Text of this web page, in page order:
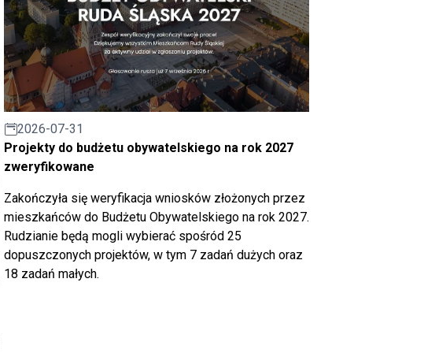
2026-07-31
Projekty do budżetu obywatelskiego na rok 2027
zweryfikowane
Zakończyła się weryfikacja wniosków złożonych przez
mieszkańców do Budżetu Obywatelskiego na rok 2027.
Rudzianie będą mogli wybierać spośród 25
dopuszczonych projektów, w tym 7 zadań dużych oraz
18 zadań małych.